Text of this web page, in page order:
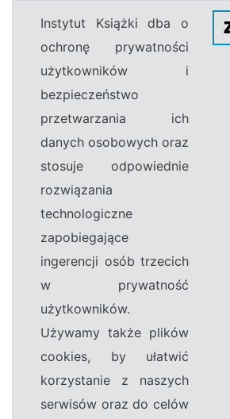
Instytut Książki dba o
ochronę prywatności
użytkowników i
bezpieczeństwo
przetwarzania ich
danych osobowych oraz
stosuje odpowiednie
rozwiązania
technologiczne
zapobiegające
ingerencji osób trzecich
w prywatność
użytkowników.
Używamy także plików
cookies, by ułatwić
korzystanie z naszych
serwisów oraz do celów